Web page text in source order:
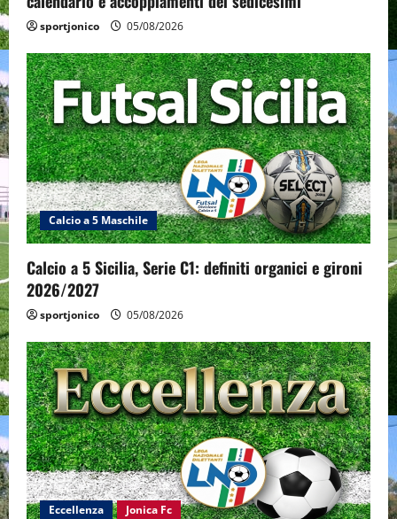
sportjonico 05/08/2026
Calcio a 5 Maschile
Calcio a 5 Sicilia, Serie C1: definiti organici e gironi
2026/2027
sportjonico 05/08/2026
Eccellenza Jonica Fc